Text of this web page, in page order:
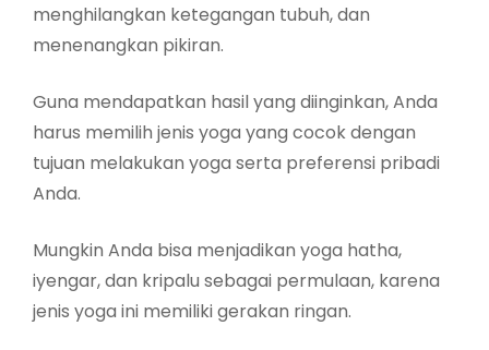
menghilangkan ketegangan tubuh, dan
menenangkan pikiran.
Guna mendapatkan hasil yang diinginkan, Anda
harus memilih jenis yoga yang cocok dengan
tujuan melakukan yoga serta preferensi pribadi
Anda.
Mungkin Anda bisa menjadikan yoga hatha,
iyengar, dan kripalu sebagai permulaan, karena
jenis yoga ini memiliki gerakan ringan.